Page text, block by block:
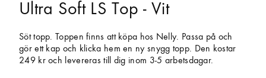
Ultra Soft LS Top - Vit
Söt topp. Toppen finns att köpa hos Nelly. Passa på och
gör ett kap och klicka hem en ny snygg topp. Den kostar
249 kr och levereras till dig inom 3-5 arbetsdagar.